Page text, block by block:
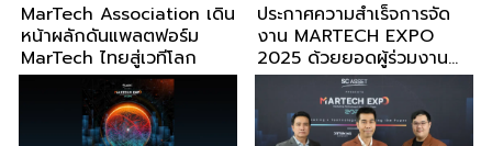
MarTech Association เดิน
หน้าผลักดันแพลตฟอร์ม
MarTech ไทยสู่เวทีโลก
ประกาศความสำเร็จการจัด
งาน MARTECH EXPO
2025 ด้วยยอดผู้ร่วมงาน
กว่า 13,000 คน